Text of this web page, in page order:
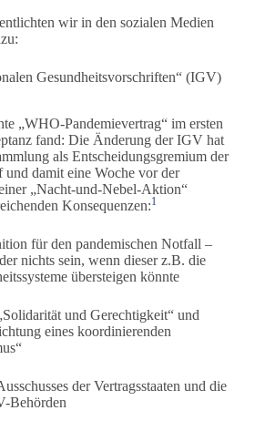
wir in den sozialen Medien
Gesundheitsvorschriften“ (IGV)
„WHO-Pandemievertrag“ im ersten
fand: Die Änderung der IGV hat
als Entscheidungsgremium der
damit eine Woche vor der
„Nacht-und-Nebel-Aktion“
Konsequenzen:1
für den pandemischen Notfall –
nichts sein, wenn dieser z.B. die
übersteigen könnte
und Gerechtigkeit“ und
eines koordinierenden
der Vertragsstaaten und die
Behörden